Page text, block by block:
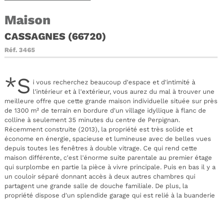
Maison
CASSAGNES (66720)
Réf. 3465
*S i vous recherchez beaucoup d'espace et d'intimité à
l'intérieur et à l'extérieur, vous aurez du mal à trouver une
meilleure offre que cette grande maison individuelle située sur près
de 1300 m² de terrain en bordure d'un village idyllique à flanc de
colline à seulement 35 minutes du centre de Perpignan.
Récemment construite (2013), la propriété est très solide et
économe en énergie, spacieuse et lumineuse avec de belles vues
depuis toutes les fenêtres à double vitrage. Ce qui rend cette
maison différente, c'est l'énorme suite parentale au premier étage
qui surplombe en partie la pièce à vivre principale. Puis en bas il y a
un couloir séparé donnant accès à deux autres chambres qui
partagent une grande salle de douche familiale. De plus, la
propriété dispose d'un splendide garage qui est relié à la buanderie